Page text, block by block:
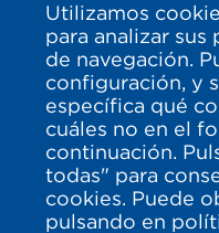
Utilizamos
para analizar
de navegación.
configuración, y
específica qué
cuáles no en el
continuación.
todas" para
cookies. Puede
pulsando en